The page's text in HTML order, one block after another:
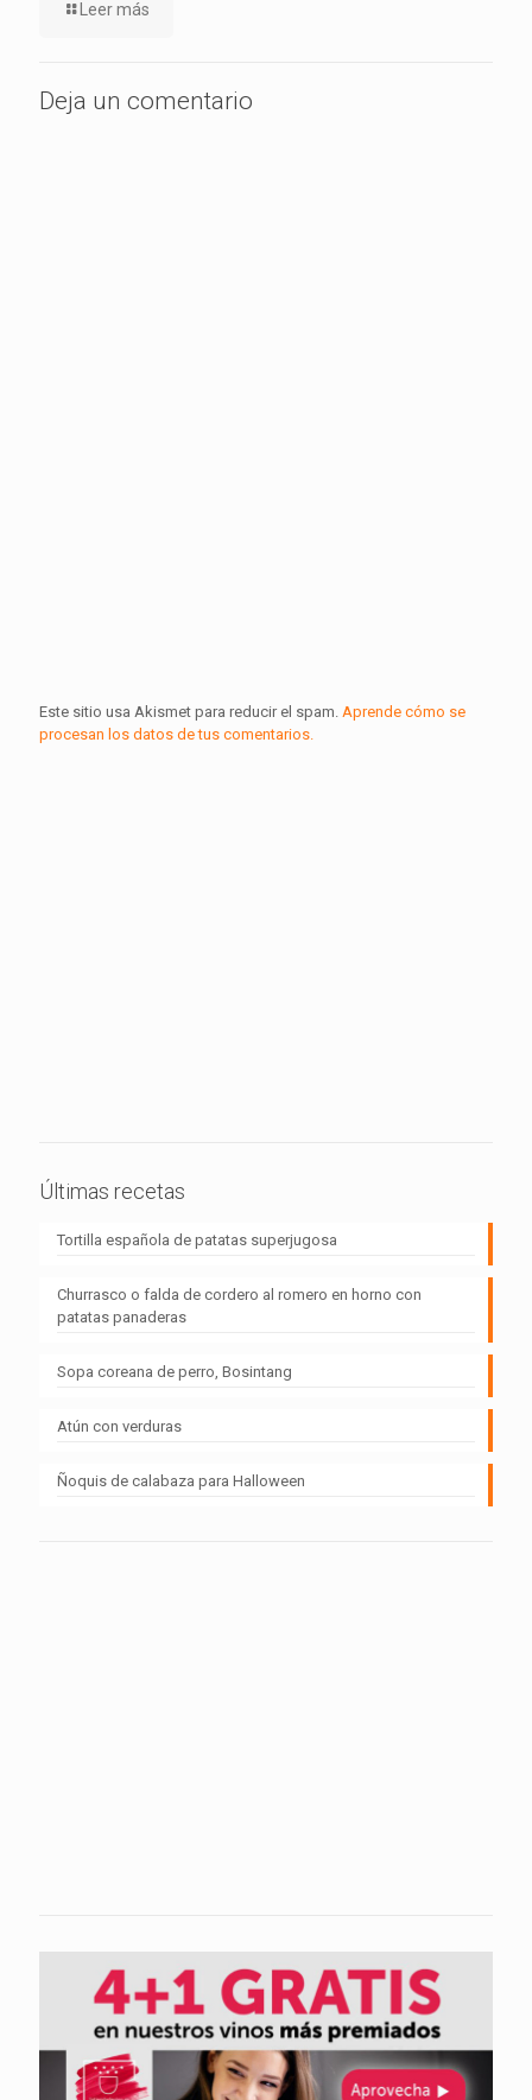
Leer más
Deja un comentario
Este sitio usa Akismet para reducir el spam. Aprende cómo se
procesan los datos de tus comentarios.
Últimas recetas
Tortilla española de patatas superjugosa
Churrasco o falda de cordero al romero en horno con
patatas panaderas
Sopa coreana de perro, Bosintang
Atún con verduras
Ñoquis de calabaza para Halloween